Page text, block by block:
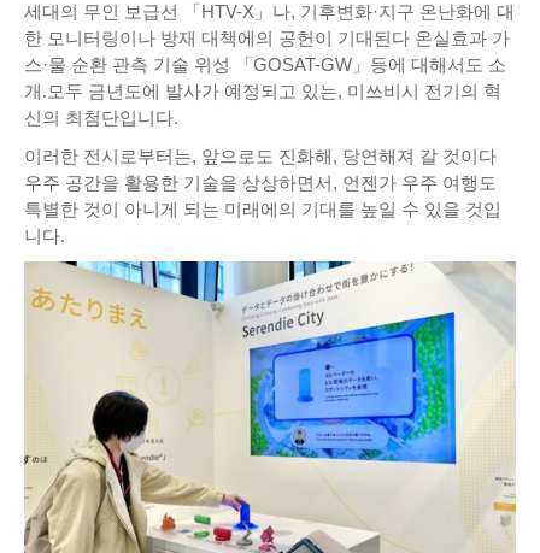
세대의 무인 보급선 「HTV-X」나, 기후변화·지구 온난화에 대
한 모니터링이나 방재 대책에의 공헌이 기대된다 온실효과 가
스·물 순환 관측 기술 위성 「GOSAT-GW」등에 대해서도 소
개.모두 금년도에 발사가 예정되고 있는, 미쓰비시 전기의 혁
신의 최첨단입니다.
이러한 전시로부터는, 앞으로도 진화해, 당연해져 갈 것이다
우주 공간을 활용한 기술을 상상하면서, 언젠가 우주 여행도
특별한 것이 아니게 되는 미래에의 기대를 높일 수 있을 것입
니다.